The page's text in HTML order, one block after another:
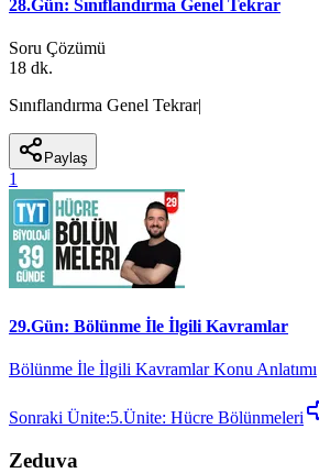
28.Gün: Sınıflandırma Genel Tekrar
Soru Çözümü
18 dk.
Sınıflandırma Genel Tekrar|
Paylaş
1
29.Gün: Bölünme İle İlgili Kavramlar
Bölünme İle İlgili Kavramlar Konu Anlatımı
Sonraki Ünite:5.Ünite: Hücre Bölünmeleri
Zeduva